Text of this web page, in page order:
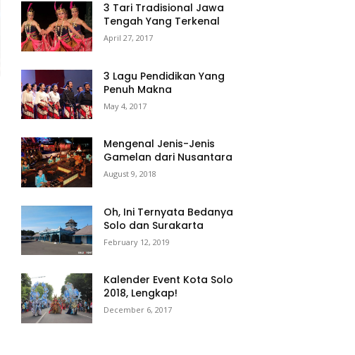
3 Tari Tradisional Jawa
Tengah Yang Terkenal
April 27, 2017
3 Lagu Pendidikan Yang
Penuh Makna
May 4, 2017
Mengenal Jenis-Jenis
Gamelan dari Nusantara
August 9, 2018
Oh, Ini Ternyata Bedanya
Solo dan Surakarta
February 12, 2019
Kalender Event Kota Solo
2018, Lengkap!
December 6, 2017